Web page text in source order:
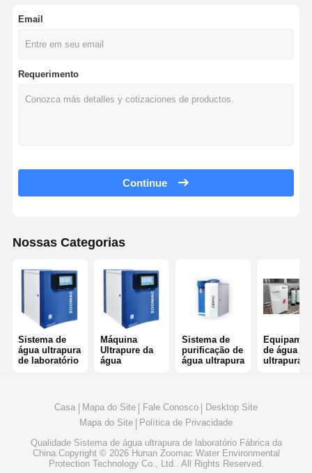
Sistema de Água RO Ultra Pura
Máquina Deionized da água
Acessórios para sistemas de purificação de água
Email
Requerimento
Continue
Nossas Categorias
Sistema de
água ultrapura
de laboratório
Máquina
Ultrapure da
água
Sistema de
purificação de
água ultrapura
de água
ultrapura
Casa Mapa do Site Fale Conosco
Desktop Site
Mapa do Site
Política de Privacidade
Qualidade Sistema de água ultrapura de laboratórioFábrica da
China.Copyright © 2026 Hunan Zoomac Water Environmental
Protection Technology Co., Ltd.. All Rights Reserved.